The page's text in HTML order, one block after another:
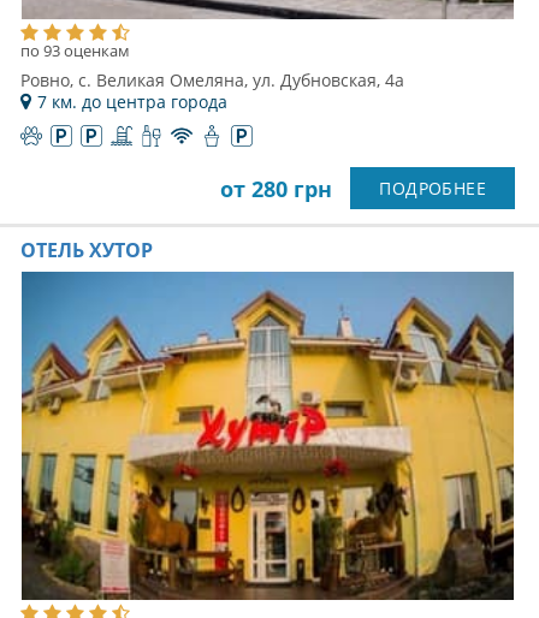
по 93 оценкам
Ровно, с. Великая Омеляна, ул. Дубновская, 4а
7 км. до центра города
от 280 грн ПОДРОБНЕЕ
ОТЕЛЬ ХУТОР